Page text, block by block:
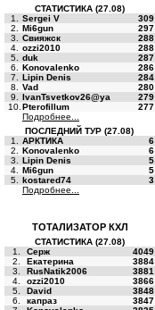
СТАТИСТИКА (27.08)
1.
Sergei V
309
2.
Mi6gun
297
3.
Свияжск
288
4.
ozzi2010
288
5.
duk
287
6.
Konovalenko
286
7.
Lipin Denis
284
8.
Vad
280
9.
IvanTsvetkov26@ya
279
10. Pterofillum
277
Подробнее...
ПОСЛЕДНИЙ ТУР (27.08)
1.
АРКТИКА
6
2.
Konovalenko
6
3.
Lipin Denis
5
4.
Mi6gun
5
5.
kostared74
3
Подробнее...
ТОТАЛИЗАТОР КХЛ
СТАТИСТИКА (27.08)
1.
Серж
4049
2.
Екатерина
3884
3.
RusNatik2006
3881
4.
ozzi2010
3866
5.
David
3848
6.
капраз
3847